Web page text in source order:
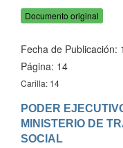
Documento original
Fecha de Publicación:
Página: 14
Carilla: 14
PODER
MINISTERIO DE